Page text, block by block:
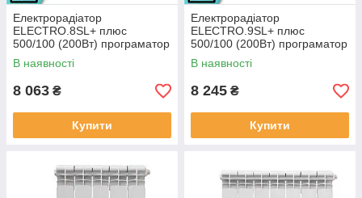
Електрорадіатор
ELECTRO.8SL+ плюс
500/100 (200Вт) програматор
зліва 910Вт з настінними
кріпленнями
В наявності
8 063 ₴
Купити
Електрорадіатор
ELECTRO.9SL+ плюс
500/100 (200Вт) програматор
зліва 950Вт з настінними
кріпленнями
В наявності
8 245 ₴
Купити